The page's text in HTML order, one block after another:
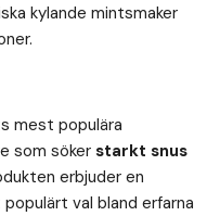
kylande mintsmaker
mest populära
som söker starkt snus
erbjuder en
val bland erfarna